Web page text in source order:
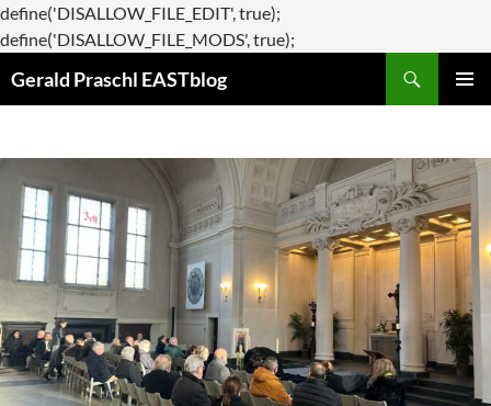
define('DISALLOW_FILE_EDIT', true);
define('DISALLOW_FILE_MODS', true);
Gerald Praschl EASTblog